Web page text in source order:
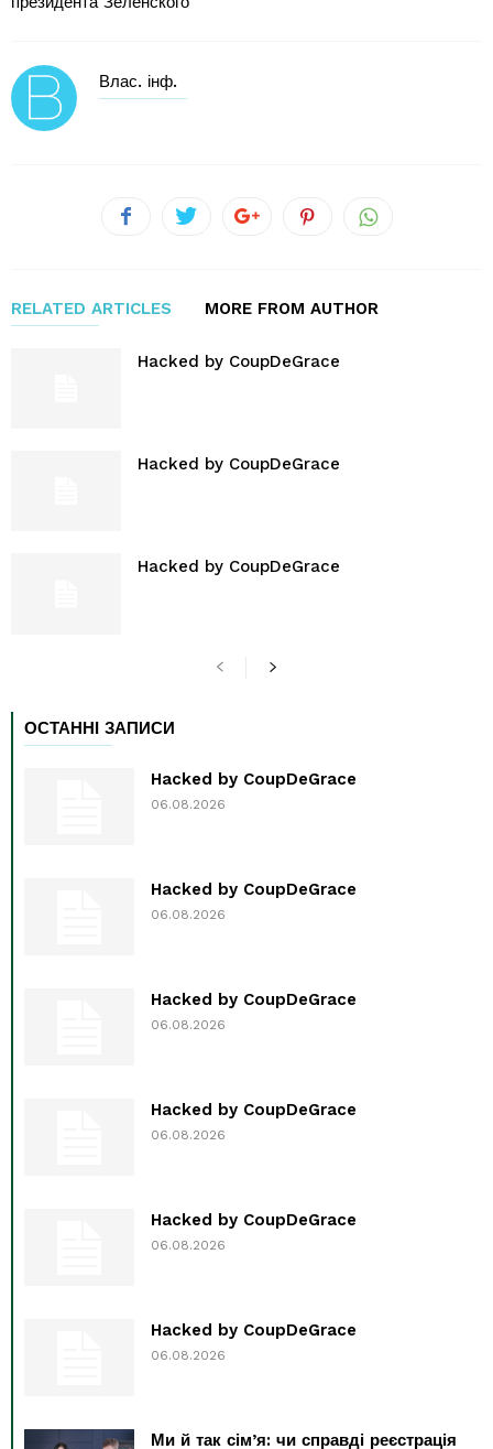
Влас. інф.
RELATED ARTICLES MORE FROM AUTHOR
Hacked by CoupDeGrace
Hacked by CoupDeGrace
Hacked by CoupDeGrace
ОСТАННІ ЗАПИСИ
Hacked by CoupDeGrace
06.08.2026
Hacked by CoupDeGrace
06.08.2026
Hacked by CoupDeGrace
06.08.2026
Hacked by CoupDeGrace
06.08.2026
Hacked by CoupDeGrace
06.08.2026
Hacked by CoupDeGrace
06.08.2026
Ми й так сім’я: чи справді реєстрація